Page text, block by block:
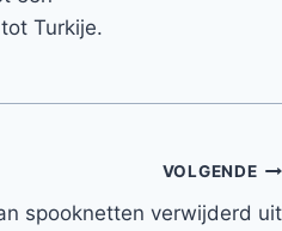
Turkije.
VOLGENDE
spooknetten verwijderd uit